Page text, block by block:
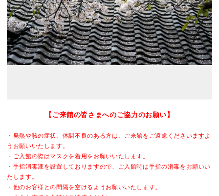
【ご来館の皆さまへのご協力のお願い】
・発熱や咳の症状、体調不良のある方は、ご来館をご遠慮くださいますよ
うお願いいたします。
・ご入館の際はマスクを着用をお願いいたします。
・手指消毒液を設置しておりますので、ご入館時は手指の消毒をお願いい
たします。
・他のお客様との間隔を空けるようお願いいたします。